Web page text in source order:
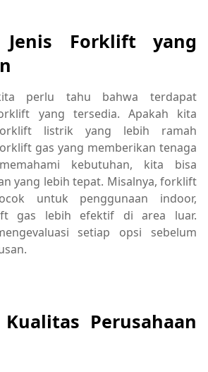
Forklift yang
perlu tahu bahwa terdapat
yang tersedia. Apakah kita
listrik yang lebih ramah
gas yang memberikan tenaga
kebutuhan, kita bisa
yang lebih tepat. Misalnya, forklift
untuk penggunaan indoor,
gas lebih efektif di area luar.
setiap opsi sebelum
Perusahaan